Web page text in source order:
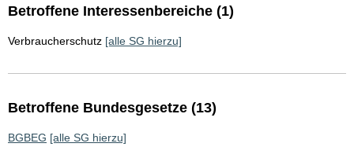
Betroffene Interessenbereiche (1)
Verbraucherschutz [alle SG hierzu]
Betroffene Bundesgesetze (13)
BGBEG [alle SG hierzu]